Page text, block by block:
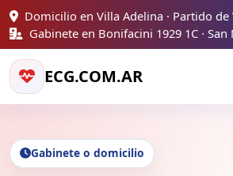
Domicilio en Villa Adelina · Partido de
Gabinete en Bonifacini 1929 1C ·
ECG.COM.AR
Gabinete o domicilio